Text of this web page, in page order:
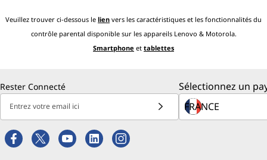
Veuillez trouver ci-dessous le lien vers les caractéristiques et les fonctionnalités du
contrôle parental disponible sur les appareils Lenovo & Motorola.
Smartphone et tablettes
Rester Connecté
Entrez votre email ici
Sélectionnez un